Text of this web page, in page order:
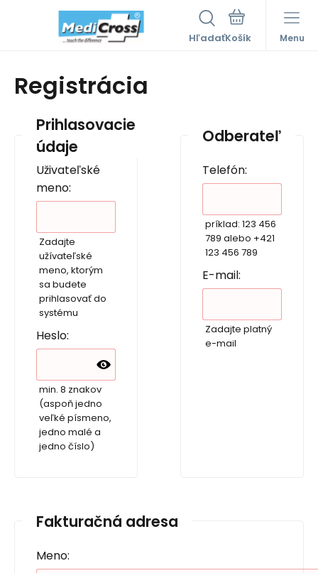
Hľadať Menu
Registrácia
Prihlasovacie
údaje
Uživateľské
meno:
Zadajte
užívateľské
meno, ktorým
sa budete
prihlasovať do
systému
Heslo:
min. 8 znakov
(aspoň jedno
veľké písmeno,
jedno malé a
jedno číslo)
Odberateľ
Telefón:
príklad: 123 456
789 alebo +421
123 456 789
E-mail:
Zadajte platný
e-mail
Fakturačná adresa
Meno: